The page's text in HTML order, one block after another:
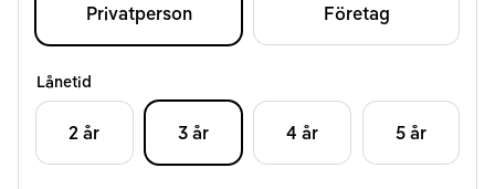
Privatperson Företag
Lånetid
2 år 3 år 4 år 5 år